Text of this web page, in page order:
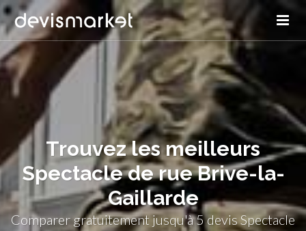
Trouvez les meilleurs
Spectacle de rue Brive-la-
Gaillarde
Comparer gratuitement jusqu'à 5 devis Spectacle